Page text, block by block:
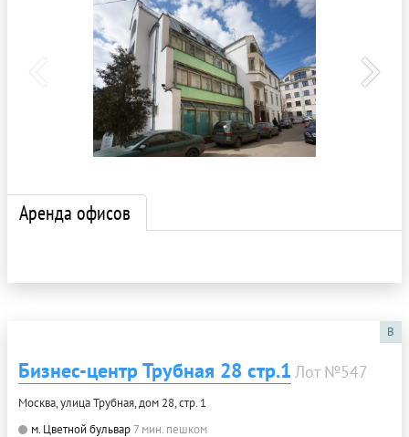
Аренда офисов
B
Бизнес-центр Трубная 28 стр.1 Лот №547
Москва, улица Трубная, дом 28, стр. 1
м. Цветной бульвар 7 мин. пешком